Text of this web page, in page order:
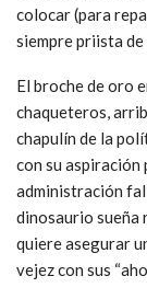
colocar (para
siempre priista
El broche de oro
chaqueteros,
chapulín de la
con su aspiración
administración
dinosaurio sueña
quiere asegurar
vejez con sus